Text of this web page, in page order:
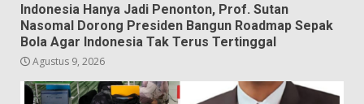
Indonesia Hanya Jadi Penonton, Prof. Sutan
Nasomal Dorong Presiden Bangun Roadmap Sepak
Bola Agar Indonesia Tak Terus Tertinggal
Agustus 9, 2026